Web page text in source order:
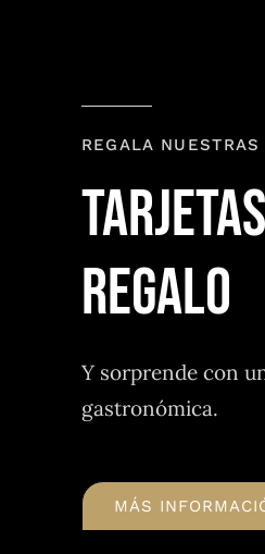
REGALA NUESTRAS
TARJETAS
regalo
Y sorprende con
gastronómica.
MÁS